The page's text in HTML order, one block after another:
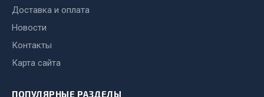
Коробка передач
Доставка и оплата
Новости
Контакты
Карта сайта
ПОПУЛЯРНЫЕ РАЗДЕЛЫ